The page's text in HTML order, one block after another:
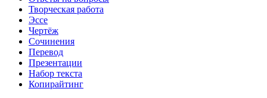
Творческая работа
Эссе
Чертёж
Сочинения
Перевод
Презентации
Набор текста
Копирайтинг